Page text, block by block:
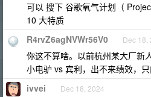
可以 搜下 谷歌氧气计划（
10 大特质
R4rvZ6agNVWr56V0 Dec 18,
你这不算啥。以前杭州某大厂新
小电驴 vs 宾利，出不来绩效，只
ivvei Dec 18, 2024